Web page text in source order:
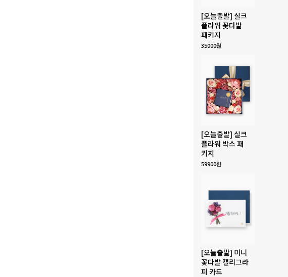
[오늘출발] 실크
플라워 꽃다발
패키지
35000원
[오늘출발] 실크
플라워 박스 패
키지
59900원
[오늘출발] 미니
꽃다발 캘리그라
피 카드